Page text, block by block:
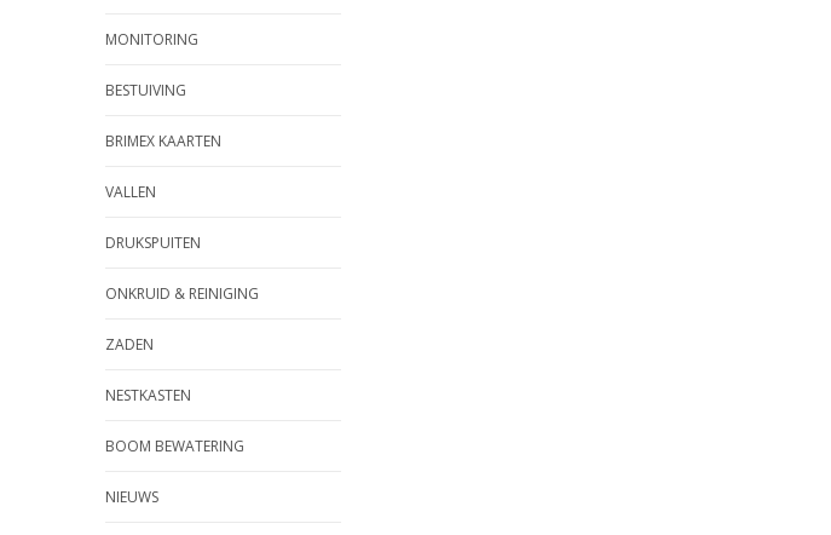
MONITORING
BESTUIVING
BRIMEX KAARTEN
VALLEN
DRUKSPUITEN
ONKRUID & REINIGING
ZADEN
NESTKASTEN
BOOM BEWATERING
NIEUWS